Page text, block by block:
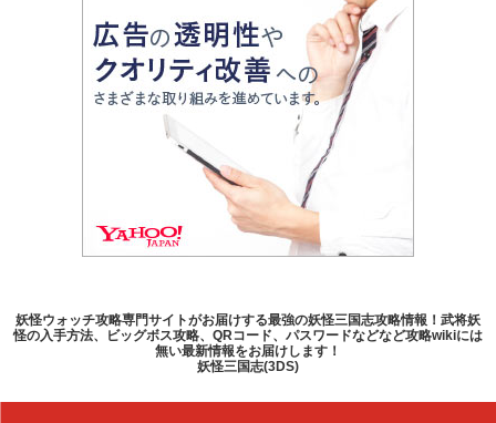
妖怪ウォッチ攻略専門サイトがお届けする最強の妖怪三国志攻略情報！武将妖
怪の入手方法、ビッグボス攻略、QRコード、パスワードなどなど攻略wikiには
無い最新情報をお届けします！
妖怪三国志(3DS)